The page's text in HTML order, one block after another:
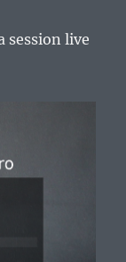
session live